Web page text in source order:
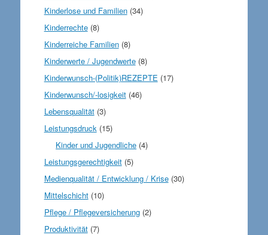
Kinderlose und Familien(34)
Kinderrechte(8)
Kinderreiche Familien(8)
Kinderwerte / Jugendwerte(8)
Kinderwunsch-(Politik)REZEPTE (17)
Kinderwunsch/-losigkeit(46)
Lebensqualität(3)
Leistungsdruck(15)
Kinder und Jugendliche (4)
Leistungsgerechtigkeit(5)
Medienqualität / Entwicklung / Krise(30)
Mittelschicht(10)
Pflege / Pflegeversicherung(2)
Produktivität(7)